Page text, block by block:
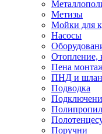
Метизы
Мойки для
Насосы
Отопление,
Пена
ПНД и
Подводка
Поручни